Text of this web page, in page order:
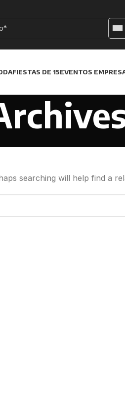
FIESTAS DE 15EVENTOS
searching will help find a